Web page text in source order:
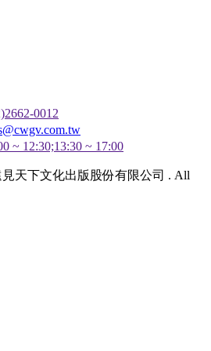
0012
~ 12:30;13:30 ~ 17:00
見天下文化出版股份有限公司 . All